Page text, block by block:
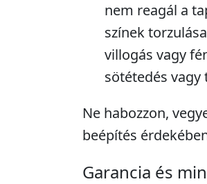
nem reagál a
színek torzulása
villogás vagy
sötétedés vagy
Ne habozzon,
beépítés
Garancia és